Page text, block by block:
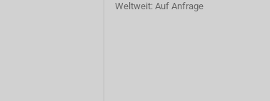
Weltweit: Auf Anfrage